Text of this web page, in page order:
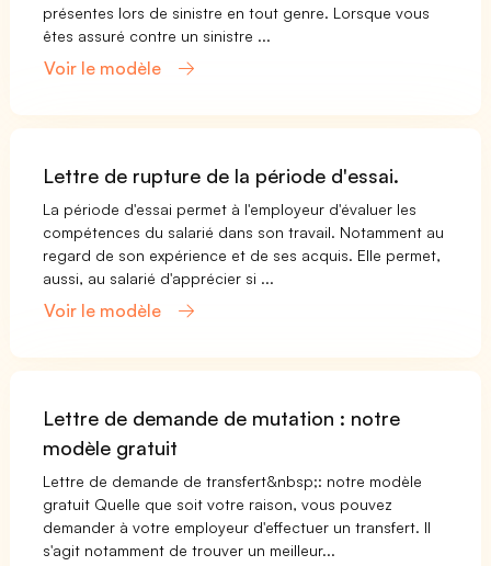
présentes lors de sinistre en tout genre. Lorsque vous
êtes assuré contre un sinistre ...
Voir le modèle
Lettre de rupture de la période d'essai.
La période d'essai permet à l'employeur d'évaluer les
compétences du salarié dans son travail. Notamment au
regard de son expérience et de ses acquis. Elle permet,
aussi, au salarié d'apprécier si ...
Voir le modèle
Lettre de demande de mutation : notre
modèle gratuit
Lettre de demande de transfert&nbsp;: notre modèle
gratuit Quelle que soit votre raison, vous pouvez
demander à votre employeur d'effectuer un transfert. Il
s'agit notamment de trouver un meilleur...